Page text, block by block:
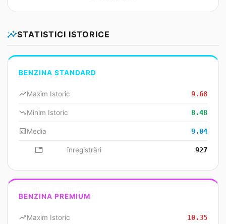
insightsSTATISTICI ISTORICE
BENZINA STANDARD
trending_upMaxim Istoric 9.68
trending_downMinim Istoric 8.48
analyticsMedia 9.04
database înregistrări 927
BENZINA PREMIUM
trending_upMaxim Istoric 10.35